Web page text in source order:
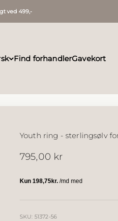
ved 499,-
Find forhandlerGavekort
Youth ring - sterlingsølv
Salgspris
795,00 kr
SKU: 51372-56